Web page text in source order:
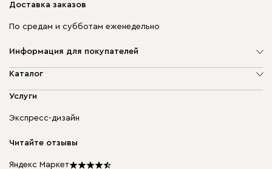
Доставка заказов
По средам и субботам еженедельно
Информация для покупателей
О компании
Доставка и оплата
диван.клуб
Карьера
Мы в прессе
Каталог
Мягкая мебель
Бескаркасная мебель
Столы и стулья
Услуги
Экспресс-дизайн
Читайте отзывы
Яндекс Маркет